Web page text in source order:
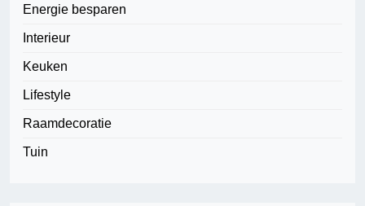
Energie besparen
Interieur
Keuken
Lifestyle
Raamdecoratie
Tuin